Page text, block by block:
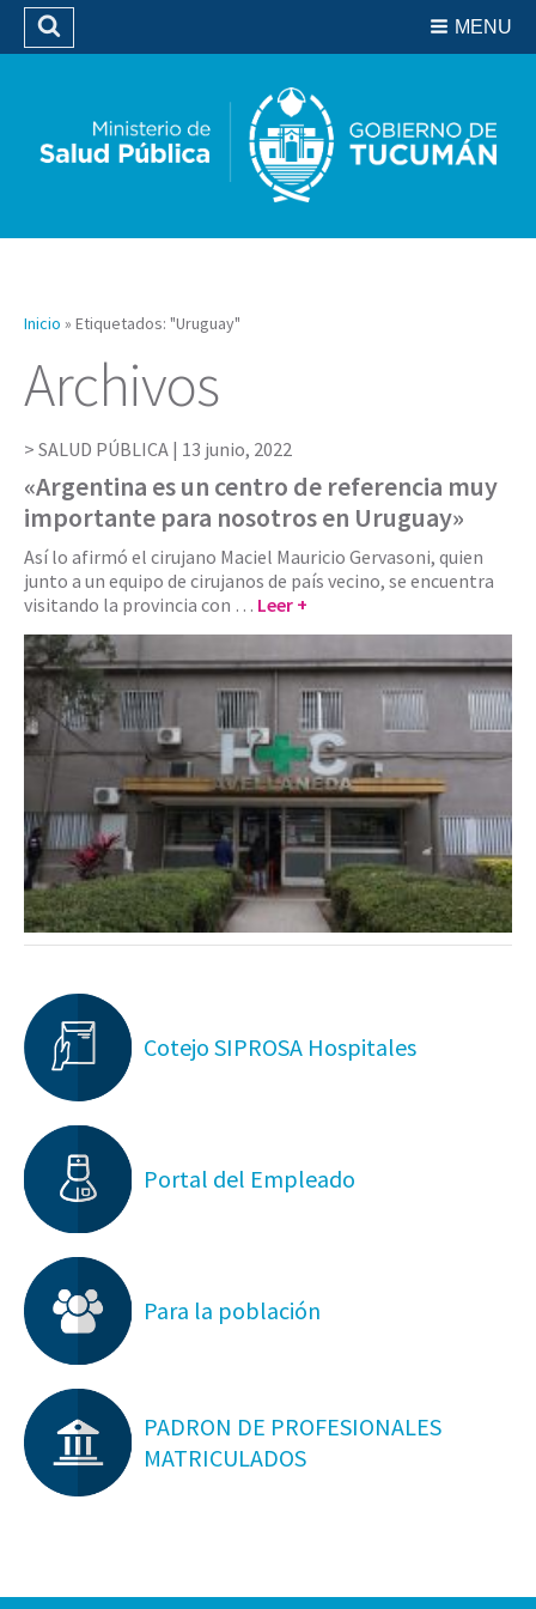
Biblioteca
MENU
Buscar
Inicio » Etiquetados: "Uruguay"
Archivos
SALUD PÚBLICA | 13 junio, 2022
«Argentina es un centro de referencia muy
importante para nosotros en Uruguay»
Así lo afirmó el cirujano Maciel Mauricio Gervasoni, quien
junto a un equipo de cirujanos de país vecino, se encuentra
visitando la provincia con … Leer +
Cotejo SIPROSA Hospitales
Portal del Empleado
Para la población
PADRON DE PROFESIONALES
MATRICULADOS